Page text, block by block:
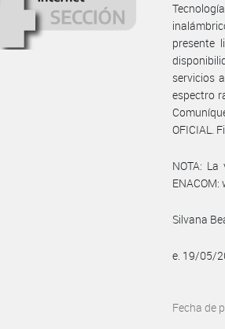
presente
servicios
espectro
OFICIAL.
NOTA:
Silvana
e. 19/05/
Fecha de